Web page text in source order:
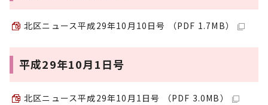
北区ニュース平成29年10月10日号 （PDF 1.7MB）
平成29年10月1日号
北区ニュース平成29年10月1日号 （PDF 3.0MB）